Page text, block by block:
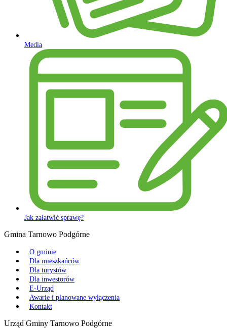
Media
Jak załatwić sprawę?
Gmina Tarnowo Podgórne
O gminie
Dla mieszkańców
Dla turystów
Dla inwestorów
E-Urząd
Awarie i planowane wyłączenia
Kontakt
Urząd Gminy Tarnowo Podgórne